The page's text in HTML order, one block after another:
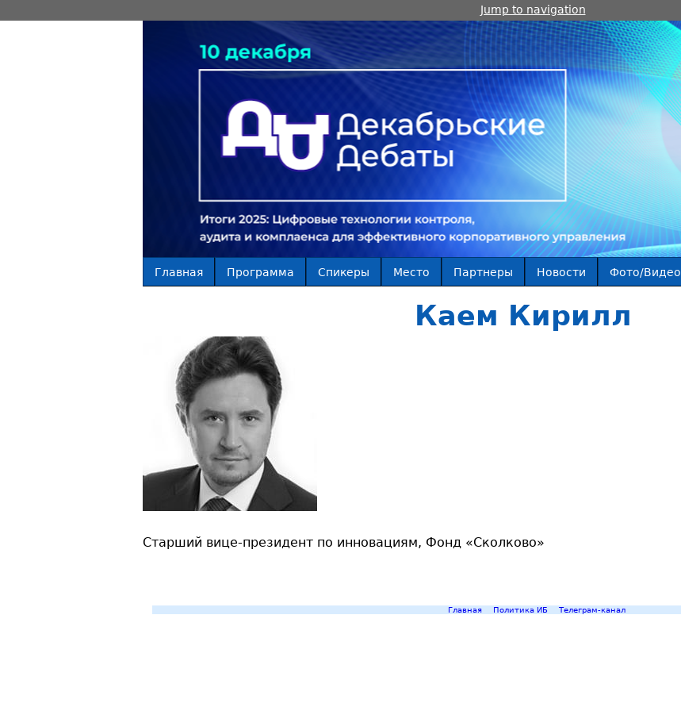
Jump to navigation
Главная Программа Спикеры Место Партнеры Новости Фото/Видео
Каем Кирилл
Старший вице-президент по инновациям, Фонд «Сколково»
Главная Политика ИБ Телеграм-канал